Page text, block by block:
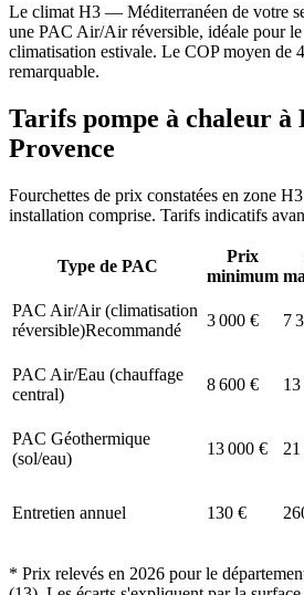
Le climat H3 — Méditerranéen de votre
une PAC Air/Air réversible, idéale pour
climatisation estivale. Le COP moyen de
remarquable.
Tarifs pompe à chaleur à
Provence
Fourchettes de prix constatées en zone H3
installation comprise. Tarifs indicatifs
Type de PAC
Prix
minimum
PAC Air/Air (climatisation
réversible)Recommandé
3 000 € 7
PAC Air/Eau (chauffage
central)
8 600 €
PAC Géothermique
(sol/eau)
13 000 €
Entretien annuel 130 €
* Prix relevés en 2026 pour le